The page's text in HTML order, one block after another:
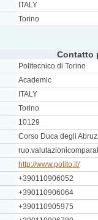
ITALY
Torino
Contatto
Politecnico di Torino
Academic
ITALY
Torino
10129
Corso Duca degli
http://www.polito.it/
+390110906052
+390110906064
+390110905975